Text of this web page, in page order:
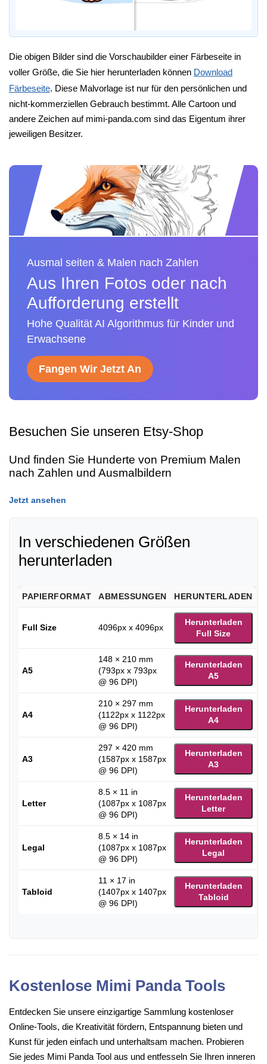
Die obigen Bilder sind die Vorschaubilder einer Färbeseite in
voller Größe, die Sie hier herunterladen können Download
Färbeseite. Diese Malvorlage ist nur für den persönlichen und
nicht-kommerziellen Gebrauch bestimmt. Alle Cartoon und
andere Zeichen auf mimi-panda.com sind das Eigentum ihrer
jeweiligen Besitzer.
Ausmal seiten & Malen nach Zahlen
Aus Ihren Fotos oder nach
Aufforderung erstellt
Hohe Qualität AI Algorithmus für Kinder und
Erwachsene
Fangen Wir Jetzt An
Besuchen Sie unseren Etsy-Shop
Und finden Sie Hunderte von Premium Malen
nach Zahlen und Ausmalbildern
Jetzt ansehen
In verschiedenen Größen
herunterladen
PAPIERFORMAT ABMESSUNGEN HERUNTERLADEN
Full Size 4096px x 4096px
Herunterladen
Full Size
A5
148 × 210 mm
(793px x 793px
@ 96 DPI)
Herunterladen
A5
A4
210 × 297 mm
(1122px x 1122px
@ 96 DPI)
Herunterladen
A4
A3
297 × 420 mm
(1587px x 1587px
@ 96 DPI)
Herunterladen
A3
Letter
8.5 × 11 in
(1087px x 1087px
@ 96 DPI)
Herunterladen
Letter
Legal
8.5 × 14 in
(1087px x 1087px
@ 96 DPI)
Herunterladen
Legal
Tabloid
11 × 17 in
(1407px x 1407px
@ 96 DPI)
Herunterladen
Tabloid
Kostenlose Mimi Panda Tools
Entdecken Sie unsere einzigartige Sammlung kostenloser
Online-Tools, die Kreativität fördern, Entspannung bieten und
Kunst für jeden einfach und unterhaltsam machen. Probieren
Sie jedes Mimi Panda Tool aus und entfesseln Sie Ihren inneren